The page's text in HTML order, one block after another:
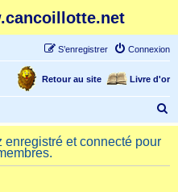
Connexion
S’enregistrer
Livre d'or
Retour au site
e
h
enregistré et connecté pour